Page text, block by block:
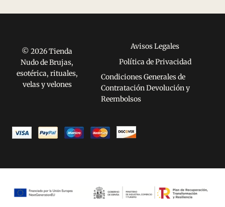
© 2026 Tienda
Nudo de Brujas,
esotérica, rituales,
velas y velones
Avisos Legales
Política de Privacidad
Condiciones Generales de
Contratación Devolución y
Reembolsos